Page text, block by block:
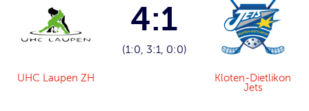
UHC Laupen ZH
4:1
(1:0, 3:1, 0:0)
Kloten-Dietlikon
Jets